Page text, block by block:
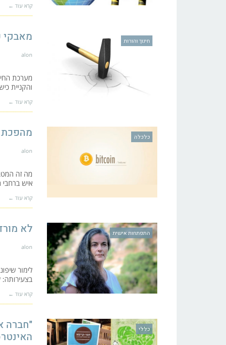
קרא עוד ←
חינוך והורות מאבקי
alon
מערכת
והקניית
קרא עוד ←
כלכלה מהפכת
alon
איש ברחבי
קרא עוד ←
התפתחות אישית לא
alon
לימור
בצעירותה:
קרא עוד ←
כללי
"חברה